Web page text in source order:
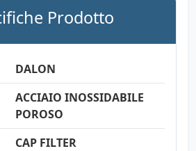
Prodotto
DALON
ACCIAIO INOSSIDABILE
POROSO
CAP FILTER